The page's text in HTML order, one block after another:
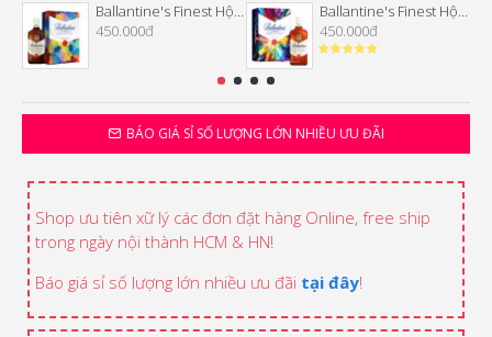
BÁO GIÁ SỈ SỐ LƯỢNG LỚN NHIỀU ƯU ĐÃI
Ballantine's Finest Hộp quà Tết 2026
450.000đ
Ballantine's Finest Hộp quà Tết 2025
450.000đ
Shop ưu tiên xữ lý các đơn đặt hàng Online, free ship
trong ngày nội thành HCM & HN!
Báo giá sỉ số lượng lớn nhiều ưu đãi tại đây!